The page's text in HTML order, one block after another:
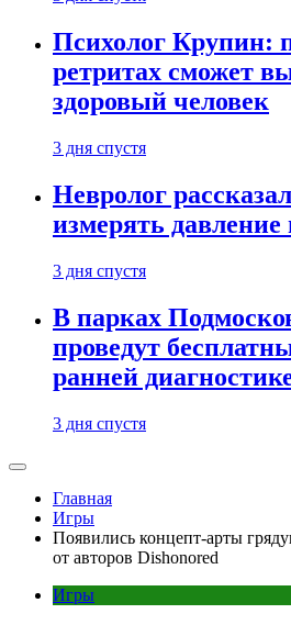
Психолог Крупин:
ретритах сможет
здоровый человек
3 дня спустя
Невролог
измерять давление
3 дня спустя
В парках
проведут
ранней
3 дня спустя
Главная
Игры
Появились концепт-арты
от авторов Dishonored
Игры